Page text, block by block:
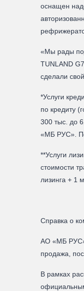
оснащен
«Мы рады
TUNLAND
сделали
*Услуги
по кредиту
300 тыс. до
«МБ РУС».
**Услуги
стоимости
лизинга + 1
Справка о
АО «МБ РУС»
продажа,
В рамках